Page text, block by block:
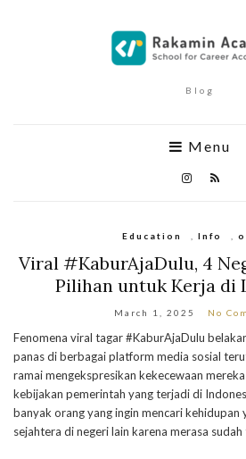
Blog
Menu
Education Info
Viral #KaburAjaDulu, 4
Pilihan untuk Kerja di
March 1, 2025 No
Fenomena viral tagar #KaburAjaDulu
panas di berbagai platform media sosial
ramai mengekspresikan kekecewaan
kebijakan pemerintah yang terjadi di
banyak orang yang ingin mencari kehidupan
sejahtera di negeri lain karena merasa